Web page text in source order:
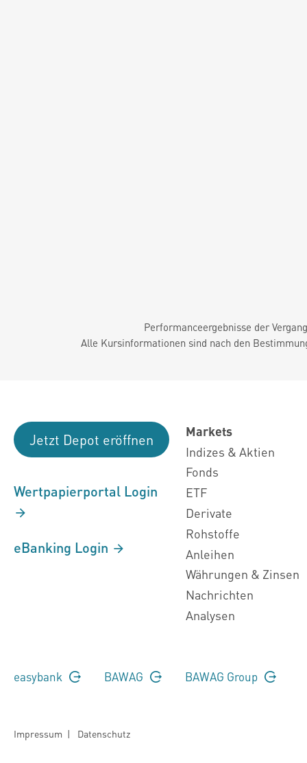
Performanceergebnisse der
Alle Kursinformationen sind nach den
Jetzt Depot eröffnen
Wertpapierportal Login
eBanking Login
Markets
Indizes & Aktien
Fonds
ETF
Derivate
Rohstoffe
Anleihen
Währungen & Zinsen
Nachrichten
Analysen
easybank BAWAG BAWAG Group
Impressum | Datenschutz